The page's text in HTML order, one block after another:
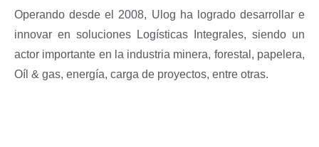
Operando desde el 2008, Ulog ha logrado desarrollar e
innovar en soluciones Logísticas Integrales, siendo un
actor importante en la industria minera, forestal, papelera,
Oíl & gas, energía, carga de proyectos, entre otras.